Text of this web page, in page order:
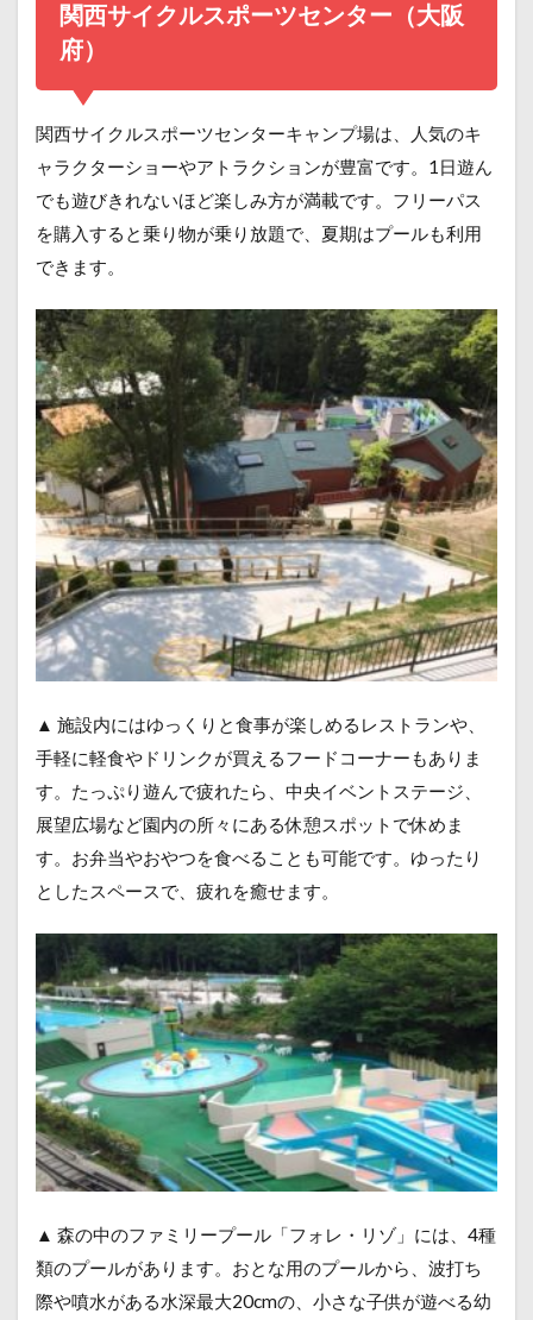
関西サイクルスポーツセンター（大阪
府）
関西サイクルスポーツセンターキャンプ場は、人気のキ
ャラクターショーやアトラクションが豊富です。1日遊ん
でも遊びきれないほど楽しみ方が満載です。フリーパス
を購入すると乗り物が乗り放題で、夏期はプールも利用
できます。
▲ 施設内にはゆっくりと食事が楽しめるレストランや、
手軽に軽食やドリンクが買えるフードコーナーもありま
す。たっぷり遊んで疲れたら、中央イベントステージ、
展望広場など園内の所々にある休憩スポットで休めま
す。お弁当やおやつを食べることも可能です。ゆったり
としたスペースで、疲れを癒せます。
▲ 森の中のファミリープール「フォレ・リゾ」には、4種
類のプールがあります。おとな用のプールから、波打ち
際や噴水がある水深最大20cmの、小さな子供が遊べる幼